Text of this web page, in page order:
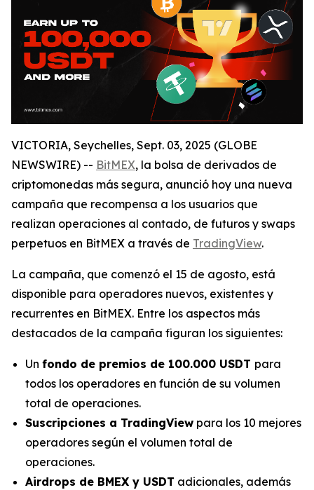
VICTORIA, Seychelles, Sept. 03, 2025 (GLOBE
NEWSWIRE) -- BitMEX, la bolsa de derivados de
criptomonedas más segura, anunció hoy una nueva
campaña que recompensa a los usuarios que
realizan operaciones al contado, de futuros y swaps
perpetuos en BitMEX a través de TradingView.
La campaña, que comenzó el 15 de agosto, está
disponible para operadores nuevos, existentes y
recurrentes en BitMEX. Entre los aspectos más
destacados de la campaña figuran los siguientes:
Un fondo de premios de 100.000 USDT para
todos los operadores en función de su volumen
total de operaciones.
Suscripciones a TradingView para los 10 mejores
operadores según el volumen total de
operaciones.
Airdrops de BMEX y USDT adicionales, además